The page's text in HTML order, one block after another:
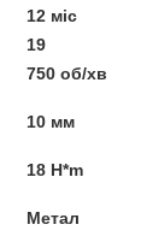
12 міс
19
750 об/хв
10 мм
18 H*m
Метал